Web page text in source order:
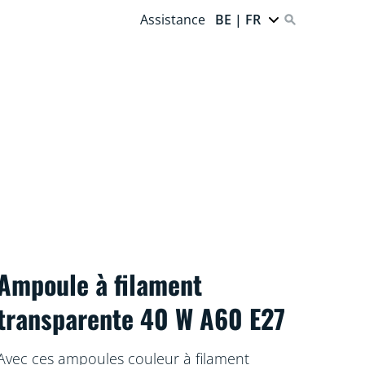
Assistance BE | FR
à filament
40 W A60 E27
ces ampoules couleur à filament